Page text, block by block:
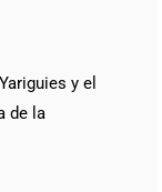
y el
de la